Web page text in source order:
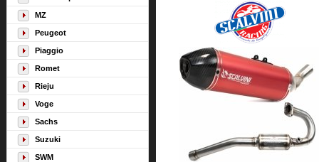
MZ
Peugeot
Piaggio
Romet
Rieju
Voge
Sachs
Suzuki
SWM